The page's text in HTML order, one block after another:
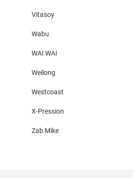
Vitasoy
Wabu
WAI WAI
Weilong
Westcoast
X-Pression
Zab Mike